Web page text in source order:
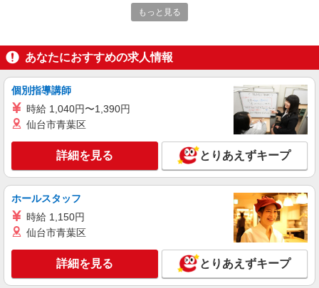
アルバイト パート
コンパスグループ・ジャパン株式会社 63127_p
調理員【アルバイト・パート】
時給1,043円〜1,200円 試用期間中 時給1,043
円〜1,200円(試用期間2ヶ月) 残業が発生した場
合、残業代を1分単位で別途支給します。
下関病院 （山口県下関市富任町6-18-18）
キープ 詳細を見る
正社員
コンパスグループ・ジャパン株式会社 63127_f
(試用期間3ヶ月) 残業が発生した場合、残業代を1
分単位で別途支給します。
下関病院 （山口県下関市富任町6-18-18）
もっと見る
あなたにおすすめの求人情報
個別指導講師
時給 1,040円〜1,390円
仙台市青葉区
詳細を見る とりあえずキープ
ホールスタッフ
時給 1,150円
仙台市青葉区
詳細を見る とりあえずキープ